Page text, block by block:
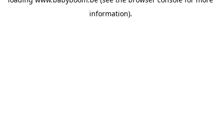
information).